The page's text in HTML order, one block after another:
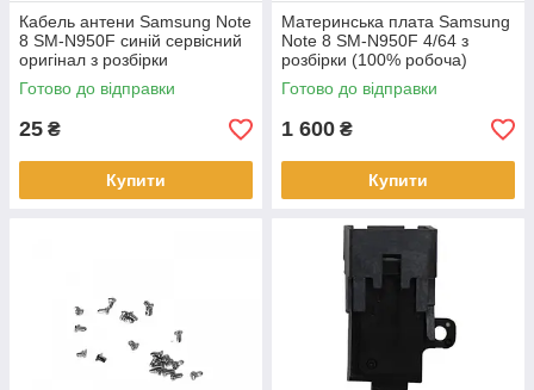
Кабель антени Samsung Note
8 SM-N950F синій сервісний
оригінал з розбірки
Готово до відправки
25 ₴
Купити
Материнська плата Samsung
Note 8 SM-N950F 4/64 з
розбірки (100% робоча)
Готово до відправки
1 600 ₴
Купити